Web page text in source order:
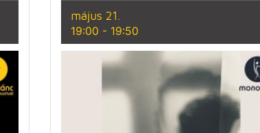
május 21.
19:00 - 19:50